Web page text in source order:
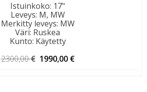
Istuinkoko: 17"
Leveys: M, MW
Merkitty leveys: MW
Väri: Ruskea
Kunto: Käytetty
2300,00€ Alkuperäinen
1990,00 €